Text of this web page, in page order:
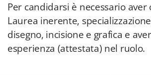
Per candidarsi è necessario aver
Laurea inerente,
disegno, incisione e grafica e
esperienza (attestata) nel ruolo.